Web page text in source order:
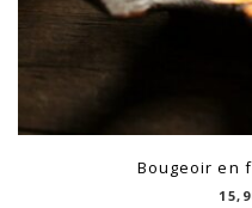
Bougeoir en